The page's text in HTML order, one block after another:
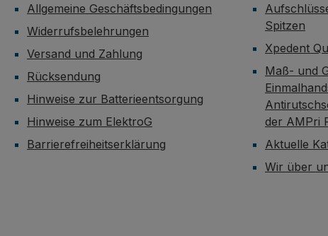
Allgemeine Geschäftsbedingungen
Widerrufsbelehrungen
Versand und Zahlung
Rücksendung
Hinweise zur Batterieentsorgung
Hinweise zum ElektroG
Barrierefreiheitserklärung
Spitzen
Xpedent
Maß- und
der AMPri
Aktuelle
Wir über